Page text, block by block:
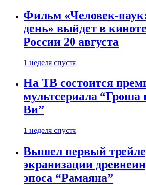
Фильм «Человек-
день» выйдет в
России 20 августа
1 неделя спустя
На ТВ состоится
мультсериала “Гроша
Ви”
1 неделя спустя
Вышел первый
экранизации
эпоса “Рамаяна”